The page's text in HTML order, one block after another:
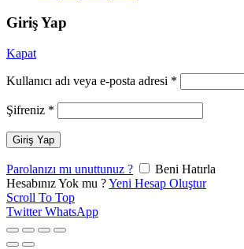
Giriş Yap
Kapat
Kullanıcı adı veya e-posta adresi *
Şifreniz *
Giriş Yap
Parolanızı mı unuttunuz ?
Beni Hatırla
Hesabınız Yok mu ?Yeni Hesap Oluştur
Scroll To Top
Twitter WhatsApp